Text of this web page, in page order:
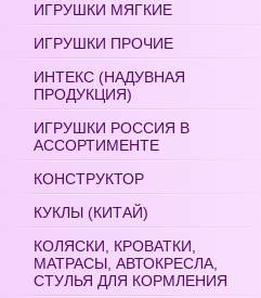
ИГРУШКИ МЯГКИЕ
ИГРУШКИ ПРОЧИЕ
ИНТЕКС (НАДУВНАЯ
ПРОДУКЦИЯ)
ИГРУШКИ РОССИЯ В
АССОРТИМЕНТЕ
КОНСТРУКТОР
КУКЛЫ (КИТАЙ)
КОЛЯСКИ, КРОВАТКИ,
МАТРАСЫ, АВТОКРЕСЛА,
СТУЛЬЯ ДЛЯ КОРМЛЕНИЯ